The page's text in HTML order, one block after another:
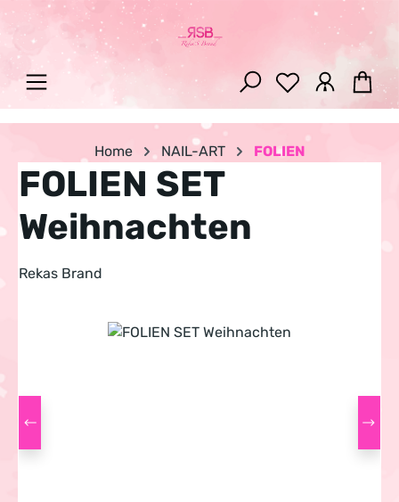
Zum Hauptinhalt springen
Home NAIL-ART FOLIEN
FOLIEN SET
Weihnachten
Rekas Brand
Bildergalerie überspringen